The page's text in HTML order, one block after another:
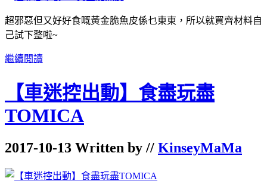
超邪惡但又好好食嘅黃金脆魚皮係乜東東，所以就買齊材料自
己試下整啦~
繼續閱讀
【車迷控出動】食盡玩盡
TOMICA
2017-10-13 Written by // KinseyMaMa